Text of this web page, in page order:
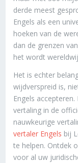
derde meest
Engels als een
hoeken van de
dan de grenzen
het wordt
Het is echter
wijdverspreid is,
Engels
vertaling in de
nauwkeurige
vertaler Engels bij
te helpen. Ontdek
voor al uw